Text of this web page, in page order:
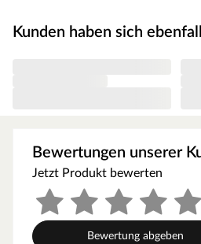
Kunden haben sich
Bewertungen unserer
Jetzt Produkt bewerten
Bewertung abgeben